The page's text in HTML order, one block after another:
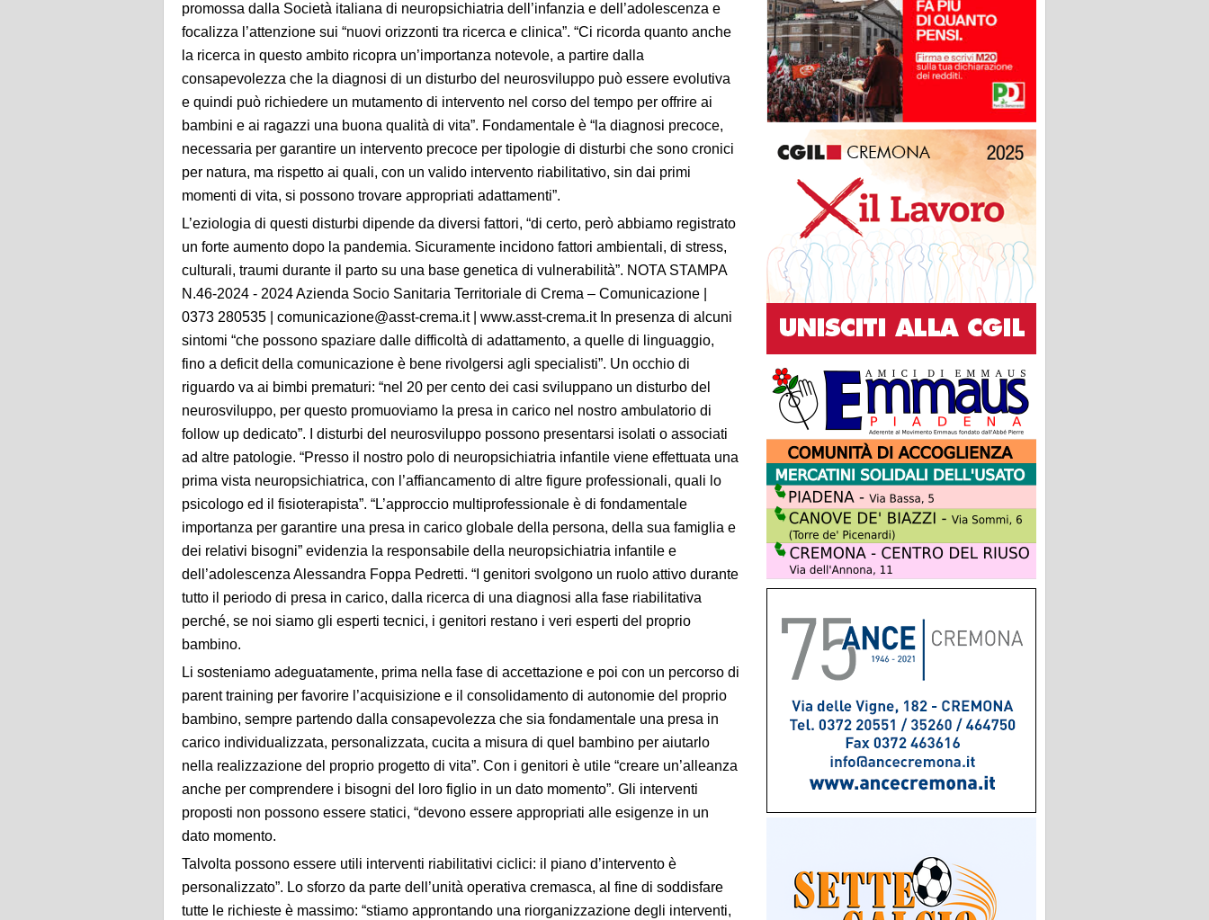
promossa dalla Società italiana di neuropsichiatria dell’infanzia e dell’adolescenza e
focalizza l’attenzione sui “nuovi orizzonti tra ricerca e clinica”. “Ci ricorda quanto anche
la ricerca in questo ambito ricopra un’importanza notevole, a partire dalla
consapevolezza che la diagnosi di un disturbo del neurosviluppo può essere evolutiva
e quindi può richiedere un mutamento di intervento nel corso del tempo per offrire ai
bambini e ai ragazzi una buona qualità di vita”. Fondamentale è “la diagnosi precoce,
necessaria per garantire un intervento precoce per tipologie di disturbi che sono cronici
per natura, ma rispetto ai quali, con un valido intervento riabilitativo, sin dai primi
momenti di vita, si possono trovare appropriati adattamenti”.
L’eziologia di questi disturbi dipende da diversi fattori, “di certo, però abbiamo registrato
un forte aumento dopo la pandemia. Sicuramente incidono fattori ambientali, di stress,
culturali, traumi durante il parto su una base genetica di vulnerabilità”. NOTA STAMPA
N.46-2024 - 2024 Azienda Socio Sanitaria Territoriale di Crema – Comunicazione |
0373 280535 | comunicazione@asst-crema.it | www.asst-crema.it In presenza di alcuni
sintomi “che possono spaziare dalle difficoltà di adattamento, a quelle di linguaggio,
fino a deficit della comunicazione è bene rivolgersi agli specialisti”. Un occhio di
riguardo va ai bimbi prematuri: “nel 20 per cento dei casi sviluppano un disturbo del
neurosviluppo, per questo promuoviamo la presa in carico nel nostro ambulatorio di
follow up dedicato”. I disturbi del neurosviluppo possono presentarsi isolati o associati
ad altre patologie. “Presso il nostro polo di neuropsichiatria infantile viene effettuata una
prima vista neuropsichiatrica, con l’affiancamento di altre figure professionali, quali lo
psicologo ed il fisioterapista”. “L’approccio multiprofessionale è di fondamentale
importanza per garantire una presa in carico globale della persona, della sua famiglia e
dei relativi bisogni” evidenzia la responsabile della neuropsichiatria infantile e
dell’adolescenza Alessandra Foppa Pedretti. “I genitori svolgono un ruolo attivo durante
tutto il periodo di presa in carico, dalla ricerca di una diagnosi alla fase riabilitativa
perché, se noi siamo gli esperti tecnici, i genitori restano i veri esperti del proprio
bambino.
Li sosteniamo adeguatamente, prima nella fase di accettazione e poi con un percorso di
parent training per favorire l’acquisizione e il consolidamento di autonomie del proprio
bambino, sempre partendo dalla consapevolezza che sia fondamentale una presa in
carico individualizzata, personalizzata, cucita a misura di quel bambino per aiutarlo
nella realizzazione del proprio progetto di vita”. Con i genitori è utile “creare un’alleanza
anche per comprendere i bisogni del loro figlio in un dato momento”. Gli interventi
proposti non possono essere statici, “devono essere appropriati alle esigenze in un
dato momento.
Talvolta possono essere utili interventi riabilitativi ciclici: il piano d’intervento è
personalizzato”. Lo sforzo da parte dell’unità operativa cremasca, al fine di soddisfare
tutte le richieste è massimo: “stiamo approntando una riorganizzazione degli interventi,